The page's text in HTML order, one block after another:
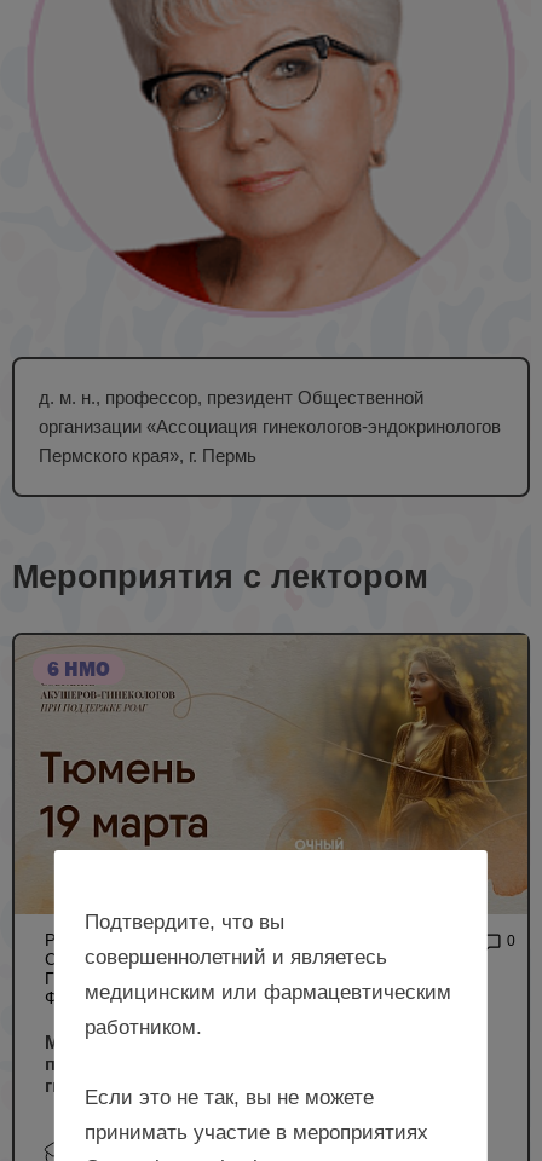
д. м. н., профессор, президент Общественной
организации «Ассоциация гинекологов-эндокринологов
Пермского края», г. Пермь
Мероприятия с лектором
6 НМО
РЕГИОНАЛЬНОЕ
СОБРАНИЕ АКУШЕРОВ-
ГИНЕКОЛОГОВ (ОЧНЫЙ
ФОРМАТ)
0
Метаболическое здоровье женщины как
первоочередная задача акушерской и
гинекологической практики, г. Тюмень
Подтвердите, что вы
совершеннолетний и являетесь
медицинским или фармацевтическим
работником.
Если это не так, вы не можете
принимать участие в мероприятиях